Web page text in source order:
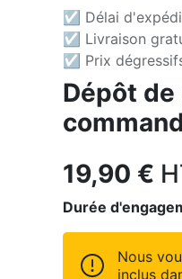
☑ Délai
☑ Livraison
☑ Prix
Dépôt de
19,90 €
Durée
Nous
inclus